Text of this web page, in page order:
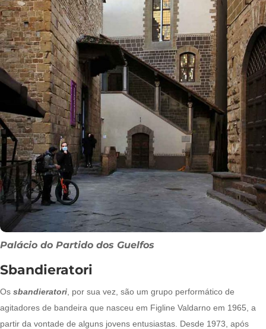
Palácio do Partido dos Guelfos
Sbandieratori
Os sbandieratori , por sua vez, são um grupo performático de
agitadores de bandeira que nasceu em Figline Valdarno em 1965, a
partir da vontade de alguns jovens entusiastas. Desde 1973, após